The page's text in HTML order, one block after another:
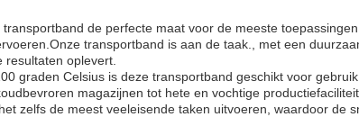
de perfecte maat voor de meeste
transportband is aan de taak., met een
oplevert.
graden Celsius is deze transportband geschikt voor
magazijnen tot hete en vochtige
zelfs de meest veeleisende taken uitvoeren, waardoor de